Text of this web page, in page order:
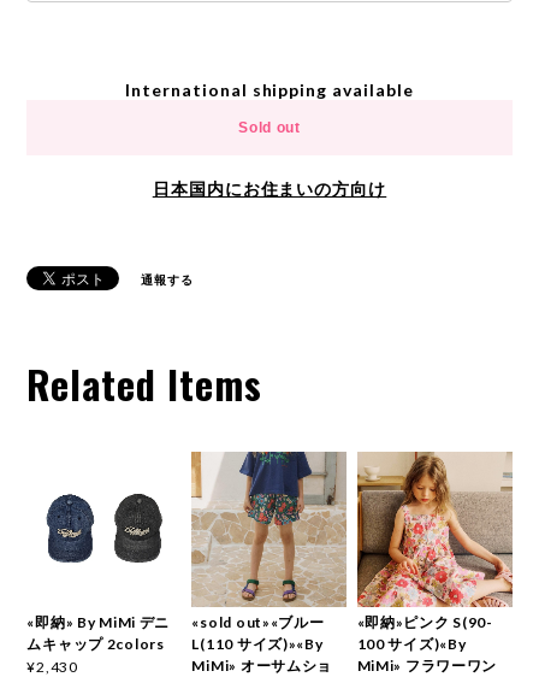
International shipping available
Sold out
日本国内にお住まいの方向け
通報する
Related Items
«即納» By MiMi デニ
ムキャップ 2colors
¥2,430
«sold out»«ブルー
L(110 サイズ)»«By
MiMi» オーサムショ
«即納»ピンク S(90-
100 サイズ)«By
MiMi» フラワーワン